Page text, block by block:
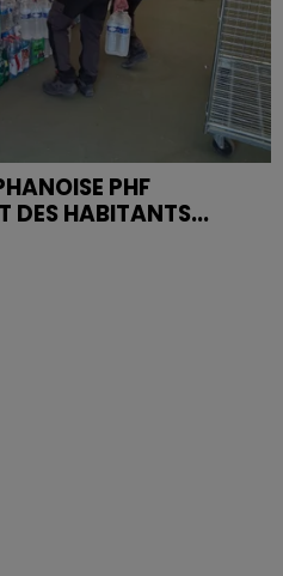
PHF
DES HABITANTS...